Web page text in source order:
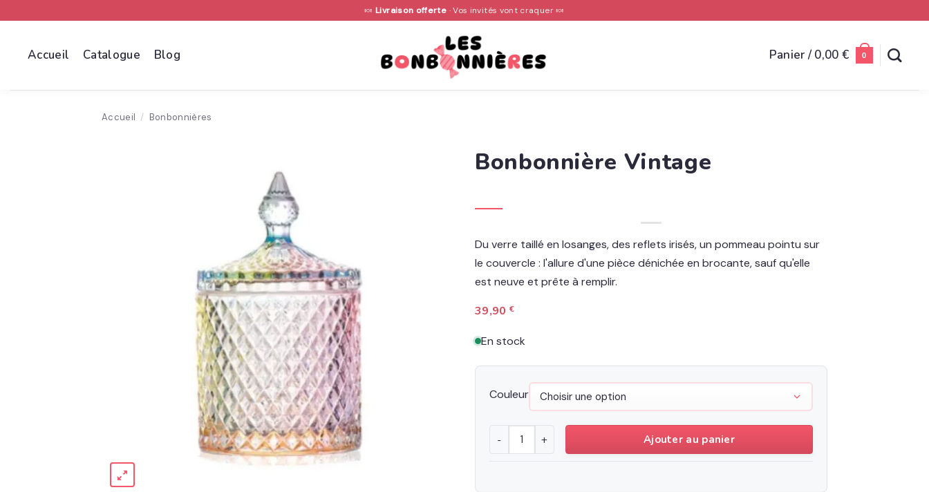
au
🍬Livraison offerte · Vos invités vont craquer 🍬
Accueil Catalogue Blog Panier /0,00€ 0
Accueil / Bonbonnières
Bonbonnière Vintage
Du verre taillé en losanges, des reflets irisés, un pommeau pointu sur
le couvercle : l'allure d'une pièce dénichée en brocante, sauf qu'elle
est neuve et prête à remplir.
39,90 €
En stock
Couleur
quantité de Bonbonnière VintageAjouter au panier